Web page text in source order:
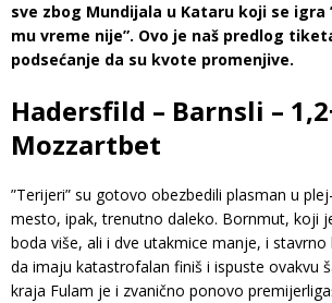
sve zbog Mundijala u Kataru koji se igra
mu vreme nije”. Ovo je naš predlog
podsećanje da su kvote promenjive.
Hadersfild – Barnsli –
Mozzartbet
”Terijeri” su gotovo obezbedili plasman u
mesto, ipak, trenutno daleko. Bornmut, koji
boda više, ali i dve utakmice manje, i stavrno
da imaju katastrofalan finiš i ispuste ovakvu
kraja Fulam je i zvanično ponovo